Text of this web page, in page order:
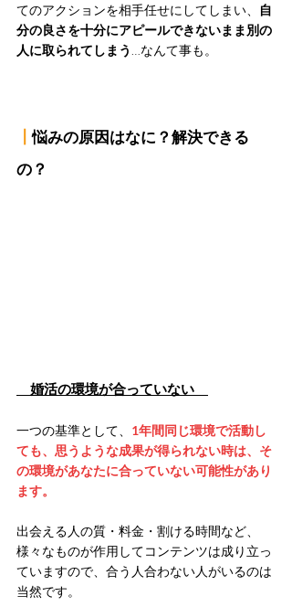
てのアクションを相手任せにしてしまい、
自
分の良さを十分にアピールできないまま別の
人に取られてしまう
…なんて事も。
┃悩みの原因はなに？解決できる
の？
婚活の環境が合っていない
一つの基準として、 1年間同じ環境で活動し
ても、思うような成果が得られない時は、そ
の環境があなたに合っていない可能性があり
ます。
出会える人の質・料金・割ける時間など、
様々なものが作用してコンテンツは成り立っ
ていますので、合う人合わない人がいるのは
当然です。